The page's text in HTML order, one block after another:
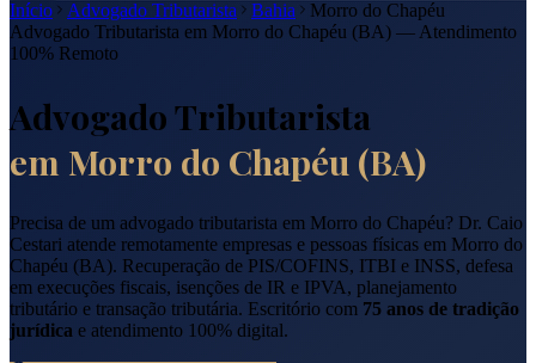
Início Advogado Tributarista Bahia
Morro do Chapéu
Advogado Tributarista em Morro do Chapéu (BA) — Atendimento
100% Remoto
Advogado Tributarista
em Morro do Chapéu (BA)
Precisa de um advogado tributarista em Morro do Chapéu? Dr. Caio
Cestari atende remotamente empresas e pessoas físicas em Morro do
Chapéu (BA). Recuperação de PIS/COFINS, ITBI e INSS, defesa
em execuções fiscais, isenções de IR e IPVA, planejamento
tributário e transação tributária. Escritório com 75 anos de tradição
jurídica e atendimento 100% digital.